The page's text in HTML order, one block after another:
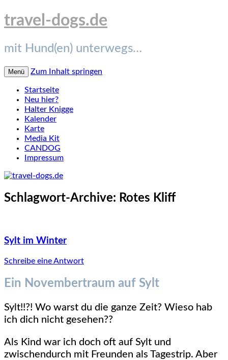
travel-dogs.de
mit Hund(en) unterwegs…
Menü Zum Inhalt springen
Startseite
Neu hier?
Halter Knigge
Kalender
Karte
Media Kit
CANDOG
Impressum
Schlagwort-Archive: Rotes Kliff
Sylt im Winter
Schreibe eine Antwort
Ein Novembertraum auf Sylt
Sylt!!?! Wo warst du die ganze Zeit? Wieso hab
ich dich nicht gesehen??
Als Kind war ich doch oft auf Sylt und
zwischendurch mit Freunden als Tagestrip. Aber